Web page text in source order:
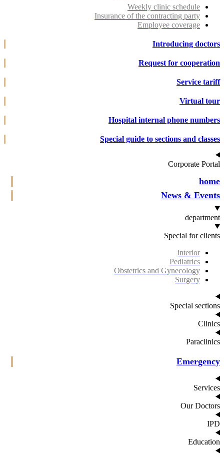
Weekly clinic schedule
Insurance of the contracting party
Employee coverage
Introducing
Request for
Service
Virtual
Hospital internal phone
Special guide to sections and
Corporate
News &
Special for
interior
Pediatrics
Obstetrics and Gynecology
Surgery
Special
Our